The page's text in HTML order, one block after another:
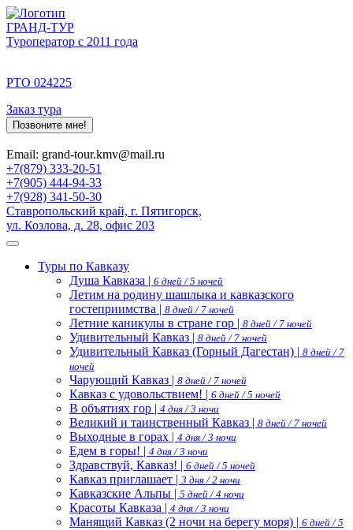
ГРАНД-ТУР
Туроператор с 2011 года
РТО 024225
Заказ тура
Позвоните мне!
Email: grand-tour.kmv@mail.ru
+7(879) 333-20-51
+7(905) 444-94-33
+7(928) 341-50-30
Ставропольский край, г. Пятигорск,
ул. Козлова, д. 28, офис 203
Туры по Кавказу
Душа Кавказа | 6 дней / 5 ночей
Летим на родину шашлыка и кавказского
гостеприимства | 8 дней / 7 ночей
Летние каникулы в стране гор | 8 дней / 7 ночей
Удивительный Кавказ | 8 дней / 7 ночей
Удивительный Кавказ (Горный Дагестан) | 8 дней / 7
ночей
Чарующий Кавказ | 8 дней / 7 ночей
Кавказ с удовольствием! | 6 дней / 5 ночей
В объятиях гор | 4 дня / 3 ночи
Великий и таинственный Кавказ | 8 дней / 7 ночей
Выходные в горах | 4 дня / 3 ночи
Едем в горы! | 4 дня / 3 ночи
Здравствуй, Кавказ! | 6 дней / 5 ночей
Кавказ приглашает | 3 дня / 2 ночи
Кавказские Альпы | 5 дней / 4 ночи
Красоты Кавказа | 4 дня / 3 ночи
Манящий Кавказ (2 ночи на берегу моря) | 6 дней / 5